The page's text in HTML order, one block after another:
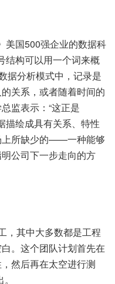
美国500强企业的数据科
结构可以用一个词来概
据分析模式中，记录是
关系，或者随着时间的
监表示：“这正是
描绘成具有关系、特性
上所缺少的——一种能够
公司下一步走向的方
，其中大多数都是工程
。这个团队计划首先在
然后再在太空进行测